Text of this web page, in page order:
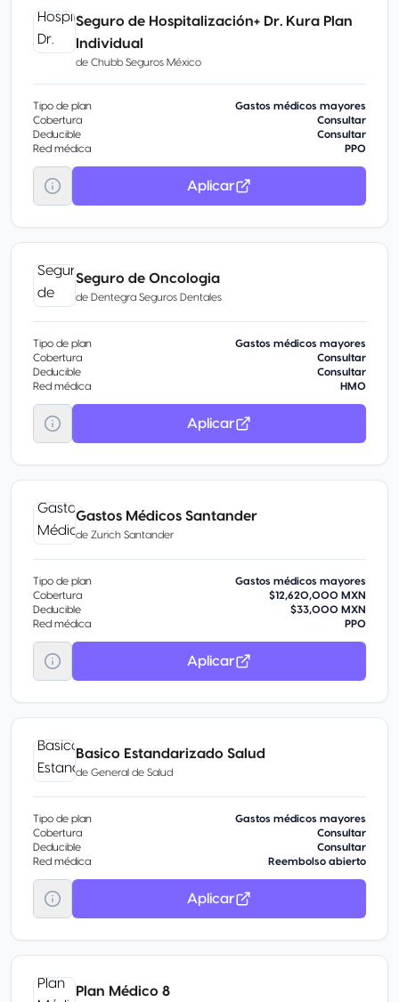
Seguro de Hospitalización+ Dr. Kura Plan
Individual
de Chubb Seguros México
Tipo de plan
Gastos médicos mayores
Cobertura
Consultar
Deducible
Consultar
Red médica
PPO
Aplicar
Seguro de Oncologia
de Dentegra Seguros Dentales
Tipo de plan
Gastos médicos mayores
Cobertura
Consultar
Deducible
Consultar
Red médica
HMO
Aplicar
Gastos Médicos Santander
de Zurich Santander
Tipo de plan
Gastos médicos mayores
Cobertura
$12,620,000 MXN
Deducible
$33,000 MXN
Red médica
PPO
Aplicar
Basico Estandarizado Salud
de General de Salud
Tipo de plan
Gastos médicos mayores
Cobertura
Consultar
Deducible
Consultar
Red médica
Reembolso abierto
Aplicar
Plan Médico 8